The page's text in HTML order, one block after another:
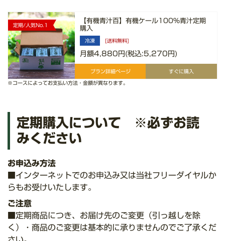
定期 /人気No.1
【有機青汁百】有機ケール100%青汁定期
購入
冷凍 [送料無料]
月額4,880円(税込:5,270円)
プラン詳細ページ すぐに購入
※コースによってお支払い方法・金額が異なります。
定期購入について ※必ずお読
みください
お申込み方法
■インターネットでのお申込み又は当社フリーダイヤルか
らもお受けいたします。
ご注意
■定期商品につき、お届け先のご変更（引っ越しを除
く）・商品のご変更は基本的に承りませんのでご了承くだ
さい。